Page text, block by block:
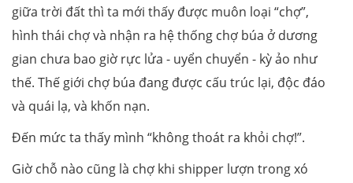
giữa trời đất thì ta mới thấy được muôn loại “chợ”,
hình thái chợ và nhận ra hệ thống chợ búa ở dương
gian chưa bao giờ rực lửa - uyển chuyển - kỳ ảo như
thế. Thế giới chợ búa đang được cấu trúc lại, độc đáo
và quái lạ, và khốn nạn.
Đến mức ta thấy mình “không thoát ra khỏi chợ!”.
Giờ chỗ nào cũng là chợ khi shipper lượn trong xó